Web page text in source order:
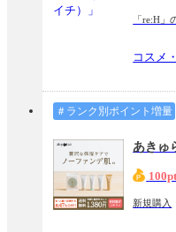
「re:H」
コスメ
＃ランク別ポイント増量
あきゅ
100pt
新規購入